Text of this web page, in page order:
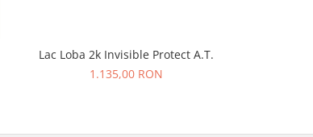
Lac Loba 2k Invisible Protect A.T.
1.135,00 RON